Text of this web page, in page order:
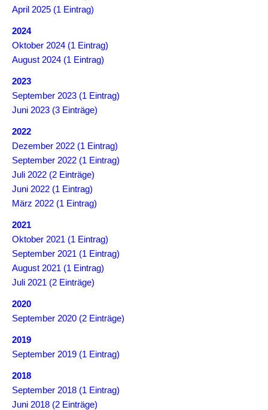
MTB
2016
2.
Cup
2015
1.
MTB
2014
Vereinsmeisterschaft
2013
Vereinsmeisterschaft
2012
SHOP
April 2025 (1 Eintrag)
2024
Oktober 2024 (1 Eintrag)
August 2024 (1 Eintrag)
2023
September 2023 (1 Eintrag)
Juni 2023 (3 Einträge)
2022
Dezember 2022 (1 Eintrag)
September 2022 (1 Eintrag)
Juli 2022 (2 Einträge)
Juni 2022 (1 Eintrag)
März 2022 (1 Eintrag)
2021
Oktober 2021 (1 Eintrag)
September 2021 (1 Eintrag)
August 2021 (1 Eintrag)
Juli 2021 (2 Einträge)
2020
September 2020 (2 Einträge)
2019
September 2019 (1 Eintrag)
2018
September 2018 (1 Eintrag)
Juni 2018 (2 Einträge)